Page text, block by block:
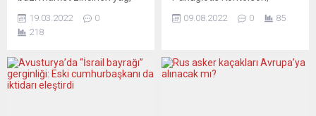
konserve gıdaların satışını
sınırladı. Yerel basındaki
biçimde faaliyet gösteren
market zincirleri, talebin
19.03.2022
0
218
nedeniyle istifa etti. Muhalif
milletvekili Nikos
09.08.2022 0 85